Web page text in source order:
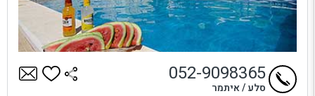
052-9098365
סלע / איתמר